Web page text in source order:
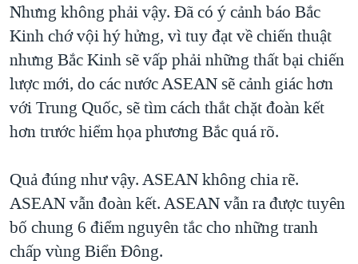
Nhưng không phải vậy. Đã có ý cảnh báo Bắc
Kinh chớ vội hý hửng, vì tuy đạt về chiến thuật
nhưng Bắc Kinh sẽ vấp phải những thất bại chiến
lược mới, do các nước ASEAN sẽ cảnh giác hơn
với Trung Quốc, sẽ tìm cách thắt chặt đoàn kết
hơn trước hiểm họa phương Bắc quá rõ.
Quả đúng như vậy. ASEAN không chia rẽ.
ASEAN vẫn đoàn kết. ASEAN vẫn ra được tuyên
bố chung 6 điểm nguyên tắc cho những tranh
chấp vùng Biển Đông.